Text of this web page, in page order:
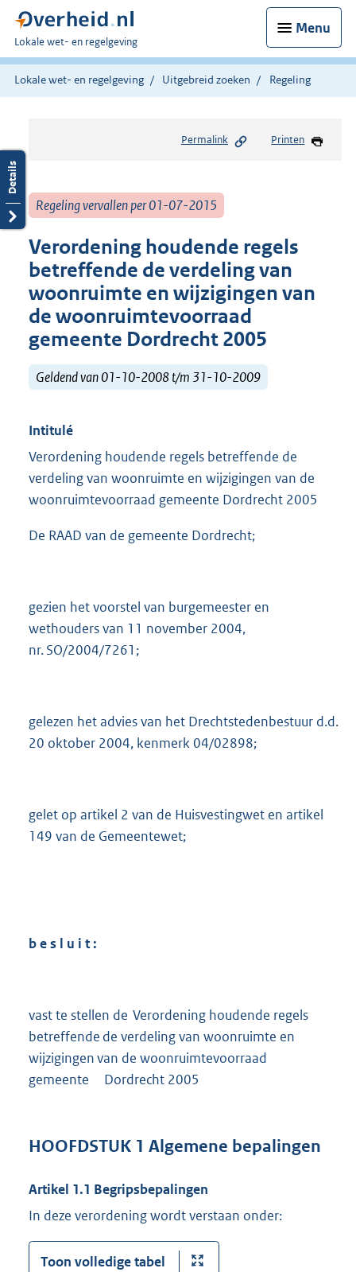
Menu
U
bent
hier:
Lokale wet- en regelgeving
Lokale wet- en regelgeving Uitgebreid zoeken Regeling
Permalink Printen
Regeling vervallen per 01-07-2015
Verordening houdende regels
betreffende de verdeling van
woonruimte en wijzigingen van
de woonruimtevoorraad
gemeente Dordrecht 2005
Geldend van 01-10-2008 t/m 31-10-2009
Intitulé
Verordening houdende regels betreffende de
verdeling van woonruimte en wijzigingen van de
woonruimtevoorraad gemeente Dordrecht 2005
De RAAD van de gemeente Dordrecht;
gezien het voorstel van burgemeester en
wethouders van 11 november 2004,
nr. SO/2004/7261;
gelezen het advies van het Drechtstedenbestuur d.d.
20 oktober 2004, kenmerk 04/02898;
gelet op artikel 2 van de Huisvestingwet en artikel
149 van de Gemeentewet;
b e s l u i t :
vast te stellen de Verordening houdende regels
betreffende de verdeling van woonruimte en
wijzigingen van de woonruimtevoorraad
gemeente Dordrecht 2005
HOOFDSTUK 1 Algemene bepalingen
Artikel 1.1 Begripsbepalingen
In deze verordening wordt verstaan onder:
Toon volledige tabel